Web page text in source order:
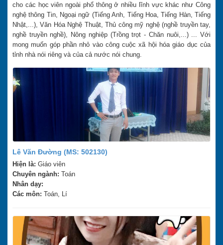
cho các học viên ngoài phổ thông ở nhiều lĩnh vực khác như Công
nghệ thông Tin, Ngoại ngữ (Tiếng Anh, Tiếng Hoa, Tiếng Hàn, Tiếng
Nhật,...), Văn Hóa Nghệ Thuật, Thủ công mỹ nghệ (nghề truyền tay,
nghề truyền nghề), Nông nghiệp (Trồng trọt - Chăn nuôi,...) ... Với
mong muốn góp phần nhỏ vào công cuộc xã hội hóa giáo dục của
tỉnh nhà nói riêng và của cả nước nói chung.
Lê Văn Đường (MS: 502130)
Hiện là: Giáo viên
Chuyên ngành: Toán
Nhân dạy:
Các môn: Toán, Lí